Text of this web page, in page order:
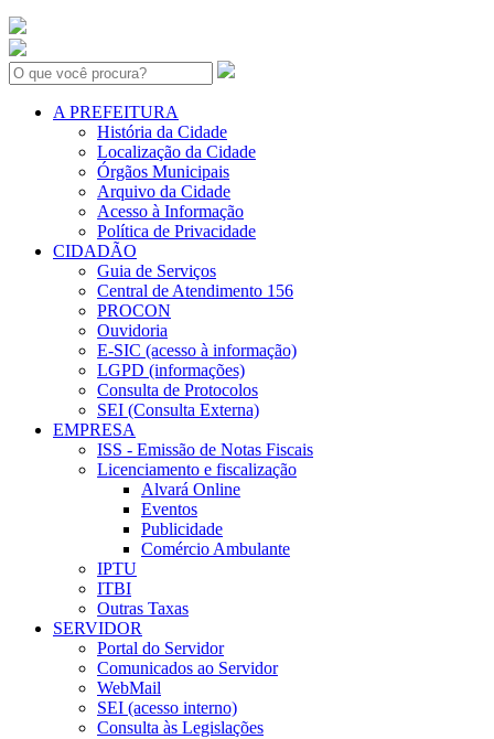
Search:
A PREFEITURA
História da Cidade
Localização da Cidade
Órgãos Municipais
Arquivo da Cidade
Acesso à Informação
Política de Privacidade
CIDADÃO
Guia de Serviços
Central de Atendimento 156
PROCON
Ouvidoria
E-SIC (acesso à informação)
LGPD (informações)
Consulta de Protocolos
SEI (Consulta Externa)
EMPRESA
ISS - Emissão de Notas Fiscais
Licenciamento e fiscalização
Alvará Online
Eventos
Publicidade
Comércio Ambulante
IPTU
ITBI
Outras Taxas
SERVIDOR
Portal do Servidor
Comunicados ao Servidor
WebMail
SEI (acesso interno)
Consulta às Legislações